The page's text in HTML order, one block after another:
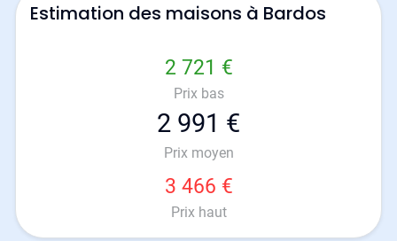
Estimation des maisons à Bardos
2 721 €
Prix bas
2 991 €
Prix moyen
3 466 €
Prix haut